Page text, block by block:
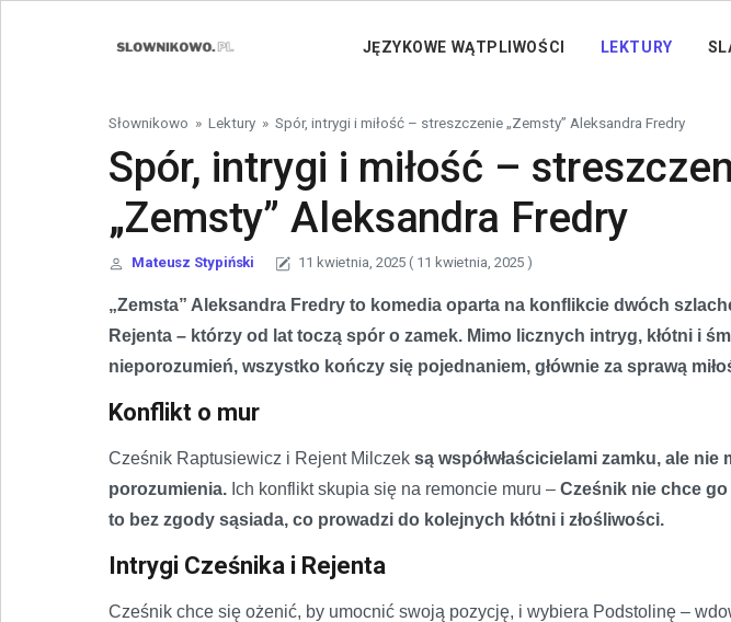
JĘZYKOWE WĄTPLIWOŚCI LEKTURY
Słownikowo » Lektury » Spór, intrygi i miłość – streszczenie „Zemsty” Aleksandra Fredry
Spór, intrygi i miłość –
„Zemsty” Aleksandra Fredry
Mateusz Stypiński 11 kwietnia, 2025 ( 11 kwietnia, 2025 )
„Zemsta” Aleksandra Fredry to komedia oparta na konflikcie dwóch
Rejenta – którzy od lat toczą spór o zamek. Mimo licznych intryg, kłótni i
nieporozumień, wszystko kończy się pojednaniem, głównie za sprawą
Konflikt o mur
Cześnik Raptusiewicz i Rejent Milczek są współwłaścicielami zamku, ale nie
porozumienia. Ich konflikt skupia się na remoncie muru – Cześnik nie chce
to bez zgody sąsiada, co prowadzi do kolejnych kłótni i złośliwości.
Intrygi Cześnika i Rejenta
Cześnik chce się ożenić, by umocnić swoją pozycję, i wybiera Podstolinę –